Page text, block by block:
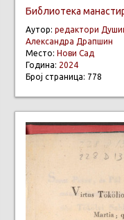
Библиотека
Аутор: редактори
Александра Драпшин
Место: Нови Сад
Година: 2024
Број страница: 778